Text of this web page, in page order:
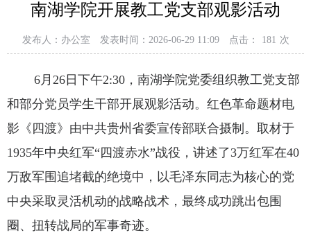
南湖学院开展教工党支部观影活动
发布人：办公室 发表时间：2026-06-29 11:09 点击： 181 次
6月26日下午2:30，南湖学院党委组织教工党支部
和部分党员学生干部开展观影活动。红色革命题材电
影《四渡》由中共贵州省委宣传部联合摄制。取材于
1935年中央红军“四渡赤水”战役，讲述了3万红军在40
万敌军围追堵截的绝境中，以毛泽东同志为核心的党
中央采取灵活机动的战略战术，最终成功跳出包围
圈、扭转战局的军事奇迹。